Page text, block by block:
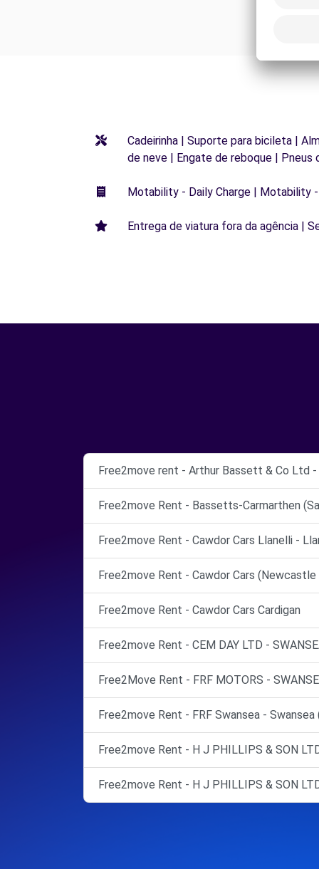
Cadeirinha | Suporte para bicileta |
de neve | Engate de reboque | Pneus
Motability - Daily Charge | Motability
Entrega de viatura fora da agência |
Free2move rent - Arthur Bassett & Co Ltd -
Free2move Rent - Bassetts-Carmarthen
Free2move Rent - Cawdor Cars Llanelli -
Free2move Rent - Cawdor Cars
Free2move Rent - Cawdor Cars Cardigan
Free2move Rent - CEM DAY LTD -
Free2Move Rent - FRF MOTORS -
Free2move Rent - FRF Swansea - Swansea
Free2move Rent - H J PHILLIPS & SON
Free2move Rent - H J PHILLIPS & SON